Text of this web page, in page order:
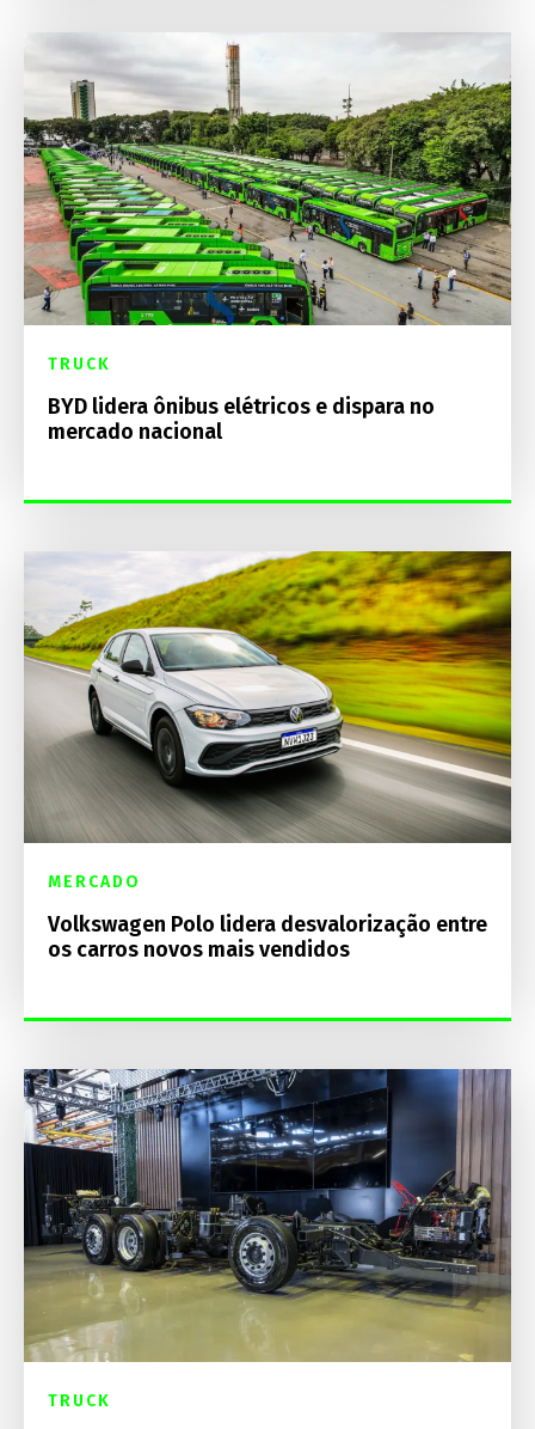
TRUCK
BYD lidera ônibus elétricos e dispara no
mercado nacional
MERCADO
Volkswagen Polo lidera desvalorização entre
os carros novos mais vendidos
TRUCK